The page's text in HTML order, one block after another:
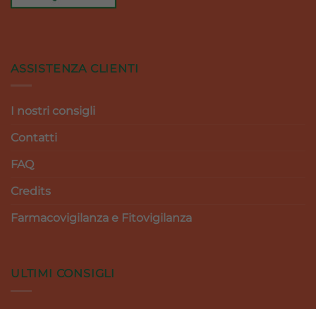
ASSISTENZA CLIENTI
I nostri consigli
Contatti
FAQ
Credits
Farmacovigilanza e Fitovigilanza
ULTIMI CONSIGLI